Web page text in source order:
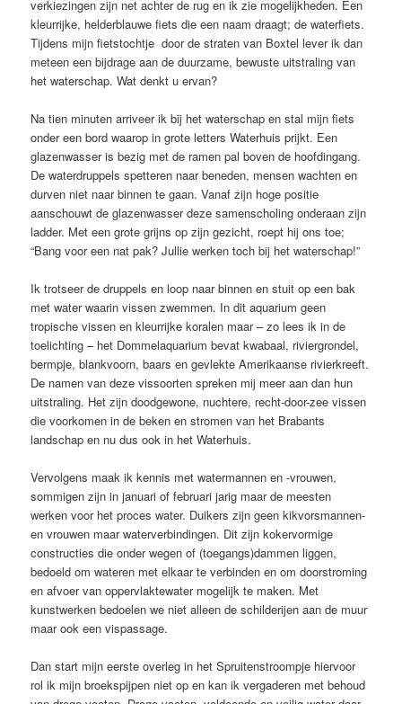
verkiezingen zijn net achter de rug en ik zie mogelijkheden. Een
kleurrijke, helderblauwe fiets die een naam draagt; de waterfiets.
Tijdens mijn fietstochtje door de straten van Boxtel lever ik dan
meteen een bijdrage aan de duurzame, bewuste uitstraling van
het waterschap. Wat denkt u ervan?
Na tien minuten arriveer ik bij het waterschap en stal mijn fiets
onder een bord waarop in grote letters Waterhuis prijkt. Een
glazenwasser is bezig met de ramen pal boven de hoofdingang.
De waterdruppels spetteren naar beneden, mensen wachten en
durven niet naar binnen te gaan. Vanaf zijn hoge positie
aanschouwt de glazenwasser deze samenscholing onderaan zijn
ladder. Met een grote grijns op zijn gezicht, roept hij ons toe;
“Bang voor een nat pak? Jullie werken toch bij het waterschap!”
Ik trotseer de druppels en loop naar binnen en stuit op een bak
met water waarin vissen zwemmen. In dit aquarium geen
tropische vissen en kleurrijke koralen maar – zo lees ik in de
toelichting – het Dommelaquarium bevat kwabaal, riviergrondel,
bermpje, blankvoorn, baars en gevlekte Amerikaanse rivierkreeft.
De namen van deze vissoorten spreken mij meer aan dan hun
uitstraling. Het zijn doodgewone, nuchtere, recht-door-zee vissen
die voorkomen in de beken en stromen van het Brabants
landschap en nu dus ook in het Waterhuis.
Vervolgens maak ik kennis met watermannen en -vrouwen,
sommigen zijn in januari of februari jarig maar de meesten
werken voor het proces water. Duikers zijn geen kikvorsmannen-
en vrouwen maar waterverbindingen. Dit zijn kokervormige
constructies die onder wegen of (toegangs)dammen liggen,
bedoeld om wateren met elkaar te verbinden en om doorstroming
en afvoer van oppervlaktewater mogelijk te maken. Met
kunstwerken bedoelen we niet alleen de schilderijen aan de muur
maar ook een vispassage.
Dan start mijn eerste overleg in het Spruitenstroompje hiervoor
rol ik mijn broekspijpen niet op en kan ik vergaderen met behoud